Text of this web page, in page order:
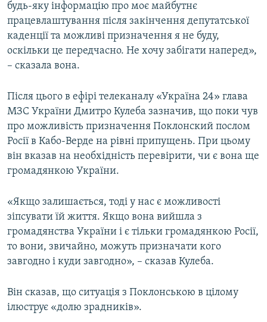
будь-яку інформацію про моє майбутнє
працевлаштування після закінчення депутатської
каденції та можливі призначення я не буду,
оскільки це передчасно. Не хочу забігати наперед»,
– сказала вона.
Після цього в ефірі телеканалу «Україна 24» глава
МЗС України Дмитро Кулеба зазначив, що поки чув
про можливість призначення Поклонский послом
Росії в Кабо-Верде на рівні припущень. При цьому
він вказав на необхідність перевірити, чи є вона ще
громадянкою України.
«Якщо залишається, тоді у нас є можливості
зіпсувати їй життя. Якщо вона вийшла з
громадянства України і є тільки громадянкою Росії,
то вони, звичайно, можуть призначати кого
завгодно і куди завгодно», – сказав Кулеба.
Він сказав, що ситуація з Поклонською в цілому
ілюструє «долю зрадників».